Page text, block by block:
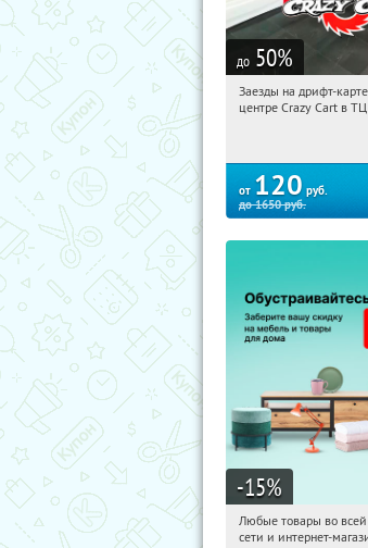
до 50%
21:31:51
Заезды на дрифт-
центре Crazy Cart в
от 120 руб.
до1650руб.
-15%
21:31:51
Любые товары во
сети и интернет-